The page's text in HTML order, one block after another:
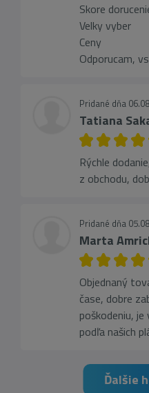
Skore
Velky vyber
Ceny
Odporucam,
Pridané dňa
Tatiana
Rýchle
z obchodu,
Pridané dňa
Marta
Objednaný
čase, dobre
poškodeniu,
podľa našich
Ďalšie